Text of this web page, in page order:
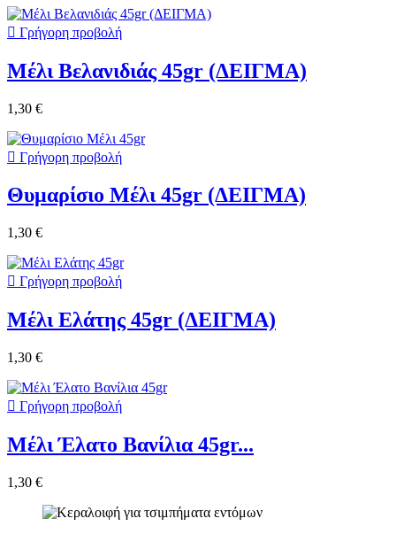
 Γρήγορη προβολή
Μέλι Βελανιδιάς 45gr (ΔΕΙΓΜΑ)
1,30 €
 Γρήγορη προβολή
Θυμαρίσιο Μέλι 45gr (ΔΕΙΓΜΑ)
1,30 €
 Γρήγορη προβολή
Μέλι Ελάτης 45gr (ΔΕΙΓΜΑ)
1,30 €
 Γρήγορη προβολή
Μέλι Έλατο Βανίλια 45gr...
1,30 €